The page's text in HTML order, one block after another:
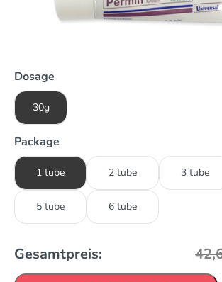
Dosage
30g
Package
1 tube 2 tube 3 tube
5 tube 6 tube
Gesamtpreis: